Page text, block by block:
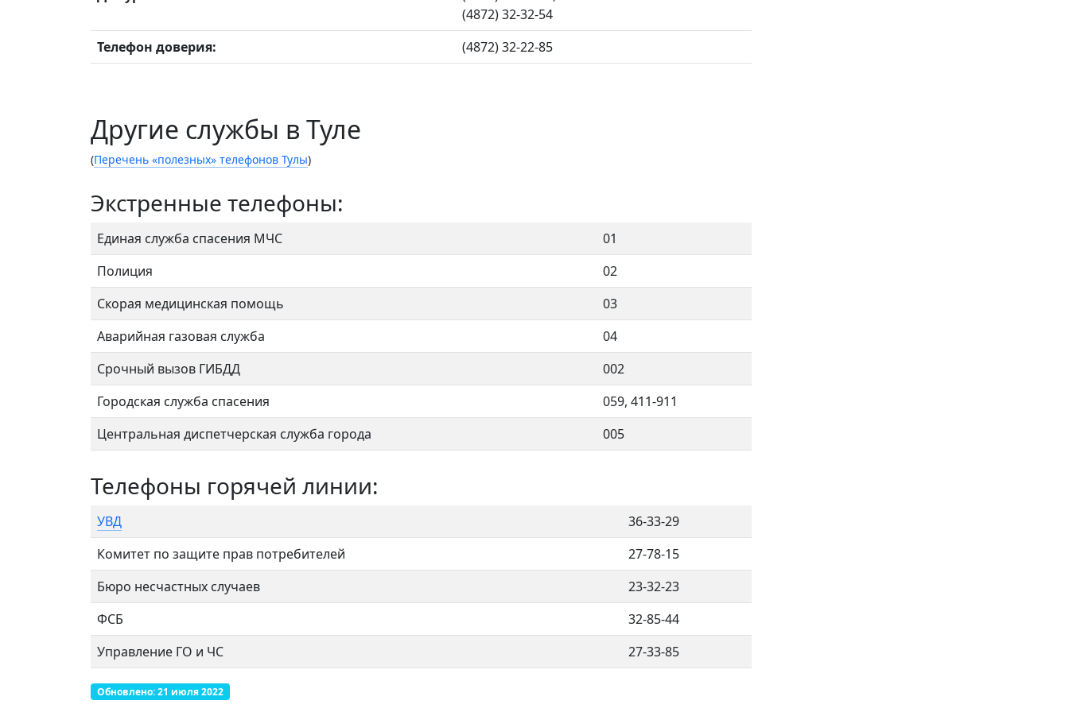
(4872) 32-32-54
Телефон доверия:
(4872) 32-22-85
Другие службы в Туле
(Перечень «полезных» телефонов Тулы)
Экстренные телефоны:
Единая служба спасения МЧС
01
Полиция
02
Скорая медицинская помощь
03
Аварийная газовая служба
04
Срочный вызов ГИБДД
002
Городская служба спасения
059, 411-911
Центральная диспетчерская служба города
005
Телефоны горячей линии:
УВД
36-33-29
Комитет по защите прав потребителей
27-78-15
Бюро несчастных случаев
23-32-23
ФСБ
32-85-44
Управление ГО и ЧС
27-33-85
Обновлено: 21 июля 2022